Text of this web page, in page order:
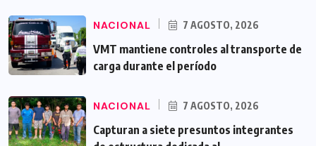
NACIONAL 7 AGOSTO, 2026
VMT mantiene controles al transporte de
carga durante el período
NACIONAL 7 AGOSTO, 2026
Capturan a siete presuntos integrantes